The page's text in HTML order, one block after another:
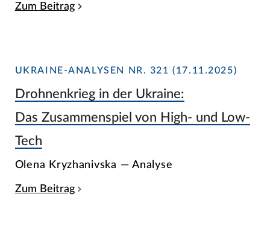
Zum Beitrag
UKRAINE-ANALYSEN NR. 321 (17.11.2025)
Drohnenkrieg in der Ukraine:
Das Zusammenspiel von High- und Low-
Tech
Olena Kryzhanivska — Analyse
Zum Beitrag